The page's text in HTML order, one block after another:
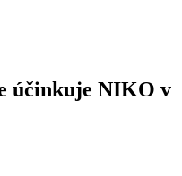
účinkuje NIKO v